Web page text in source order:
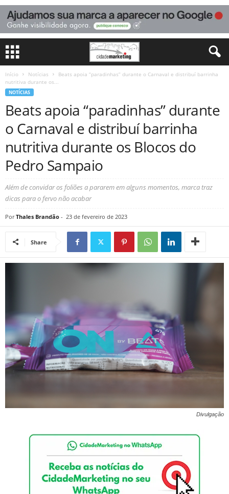
Início Notícias
Beats apoia “paradinhas” durante o Carnaval e distribuí barrinha
nutritiva durante os...
NOTÍCIAS
Beats apoia “paradinhas” durante
o Carnaval e distribuí barrinha
nutritiva durante os Blocos do
Pedro Sampaio
Além de convidar os foliões a pararem em alguns momentos, marca traz
dicas para o fervo não acabar
Por Thales Brandão - 23 de fevereiro de 2023
Share
Divulgação